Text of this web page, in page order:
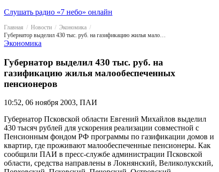
Слушать радио «7 небо» онлайн
Главная Новости
Экономика
Губернатор выделил 430 тыс. руб. на газификацию жилья малообеспеченных пенсионеров
Экономика
Губернатор выделил 430 тыс. руб. на
газификацию жилья малообеспеченных
пенсионеров
10:52, 06 ноября 2003, ПАИ
Губернатор Псковской области Евгений Михайлов выделил
430 тысяч рублей для ускорения реализации совместной с
Пенсионным фондом РФ программы по газификации домов и
квартир, где проживают малообеспеченные пенсионеры. Как
сообщили ПАИ в пресс-службе администрации Псковской
области, средства направлены в Локнянский, Великолукский,